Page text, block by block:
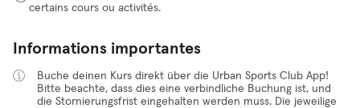
certains cours ou activités.
Informations importantes
Buche deinen Kurs direkt über die Urban Sports Club App!
Bitte beachte, dass dies eine verbindliche Buchung ist, und
die Stornierungsfrist eingehalten werden muss. Die jeweilige